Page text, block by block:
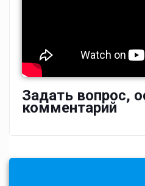
Задать вопрос,
комментарий